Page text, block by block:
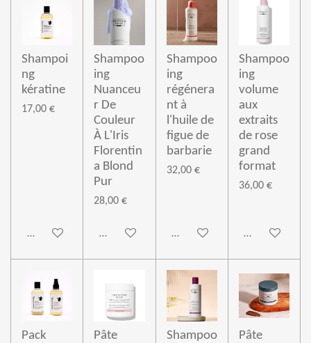
Shampoi
ng
kératine
17,00 €
Ajouter au panier
Shampoo
ing
Nuanceu
r De
Couleur
À L'Iris
Florentin
a Blond
Pur
28,00 €
Ajouter au panier
Shampoo
ing
régénera
nt à
l'huile de
figue de
barbarie
32,00 €
Ajouter au panier
Shampoo
ing
volume
aux
extraits
de rose
grand
format
36,00 €
Ajouter au
Pack
Pâte
Shampoo
Pâte